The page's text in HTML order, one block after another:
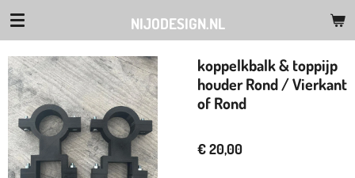
Ga
naar
de
hoofdinhoud
NIJODESIGN.NL
koppelkbalk & toppijp
houder Rond / Vierkant
of Rond
€ 20,00